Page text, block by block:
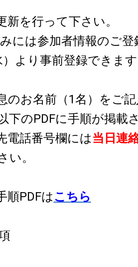
行って下さい。
は参加者情報のご登
）より事前登録できま
前（1名）をご記
下のPDFに手順が掲載
番号欄には当日連
い。
はこちら